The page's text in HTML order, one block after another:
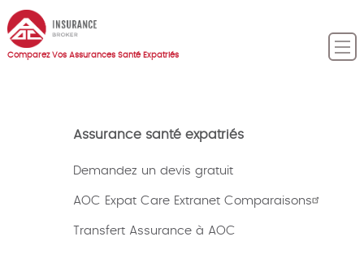
Comparez Vos Assurances Santé Expatriés
Assurance santé expatriés
Demandez un devis gratuit
AOC Expat Care Extranet Comparaisons
Transfert Assurance à AOC